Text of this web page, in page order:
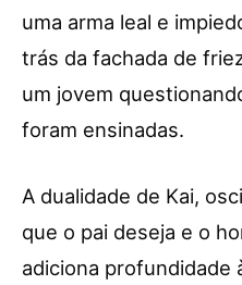
uma arma leal e
trás da fachada de
um jovem
foram ensinadas.
A dualidade de Kai,
que o pai deseja e o
adiciona profundidade